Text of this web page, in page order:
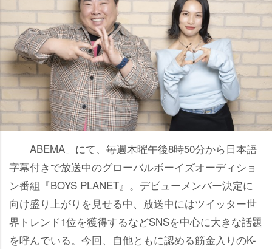
「ABEMA」にて、毎週木曜午後8時50分から日本語
字幕付きで放送中のグローバルボーイズオーディショ
ン番組『BOYS PLANET』。デビューメンバー決定に
向け盛り上がりを見せる中、放送中にはツイッター世
界トレンド1位を獲得するなどSNSを中心に大きな話題
を呼んでいる。今回、自他ともに認める筋金入りのK-